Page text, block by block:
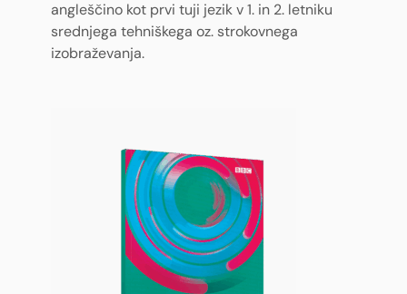
angleščino kot prvi tuji jezik v 1. in 2. letniku
srednjega tehniškega oz. strokovnega
izobraževanja.